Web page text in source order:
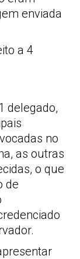
enviada
a 4
delegado,
no
as outras
o que
de